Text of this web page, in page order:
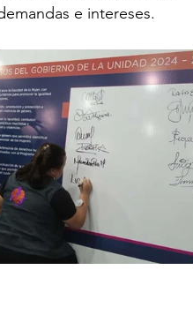
e intereses.